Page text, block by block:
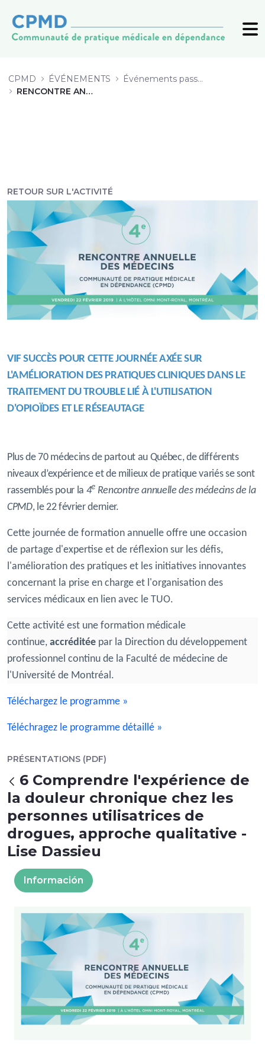
CPMD ÉVÉNEMENTS
Événements passés (archive)
RENCONTRE ANNUELLE 2019
RETOUR SUR L'ACTIVITÉ
VIF SUCCÈS POUR CETTE JOURNÉE AXÉE SUR
L'AMÉLIORATION DES PRATIQUESCLINIQUESDANS LE
TRAITEMENT DU TROUBLE LIÉ À L'UTILISATION
D'OPIOÏDES ET LE RÉSEAUTAGE
Plus de 70 médecins de partout au Québec, de différents
niveaux d’expérience et de milieux de pratique variés se sont
rassemblés pour la 4e Rencontre annuelle des médecins de la
CPMD, le 22 février dernier.
Cette journée de formation annuelle offre une occasion
de partage d'expertise et de réflexion sur les défis,
l'amélioration des pratiques et les initiatives innovantes
concernant la prise en charge et l'organisation des
services médicaux en lien avec le TUO.
Cette activité est une formation médicale
continue, accréditée par la Direction du développement
professionnel continu de la Faculté de médecine de
l'Université de Montréal.
Téléchargez le programme »
Téléchragez le programme détaillé »
PRÉSENTATIONS (PDF)
Atrás
6 Comprendre l'expérience de
la douleur chronique chez les
personnes utilisatrices de
drogues, approche qualitative -
Lise Dassieu
Información